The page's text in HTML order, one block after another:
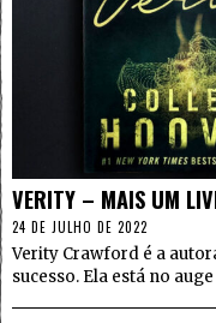
VERITY – MAIS UM
24 DE JULHO DE 2022
Verity Crawford é a
sucesso. Ela está no